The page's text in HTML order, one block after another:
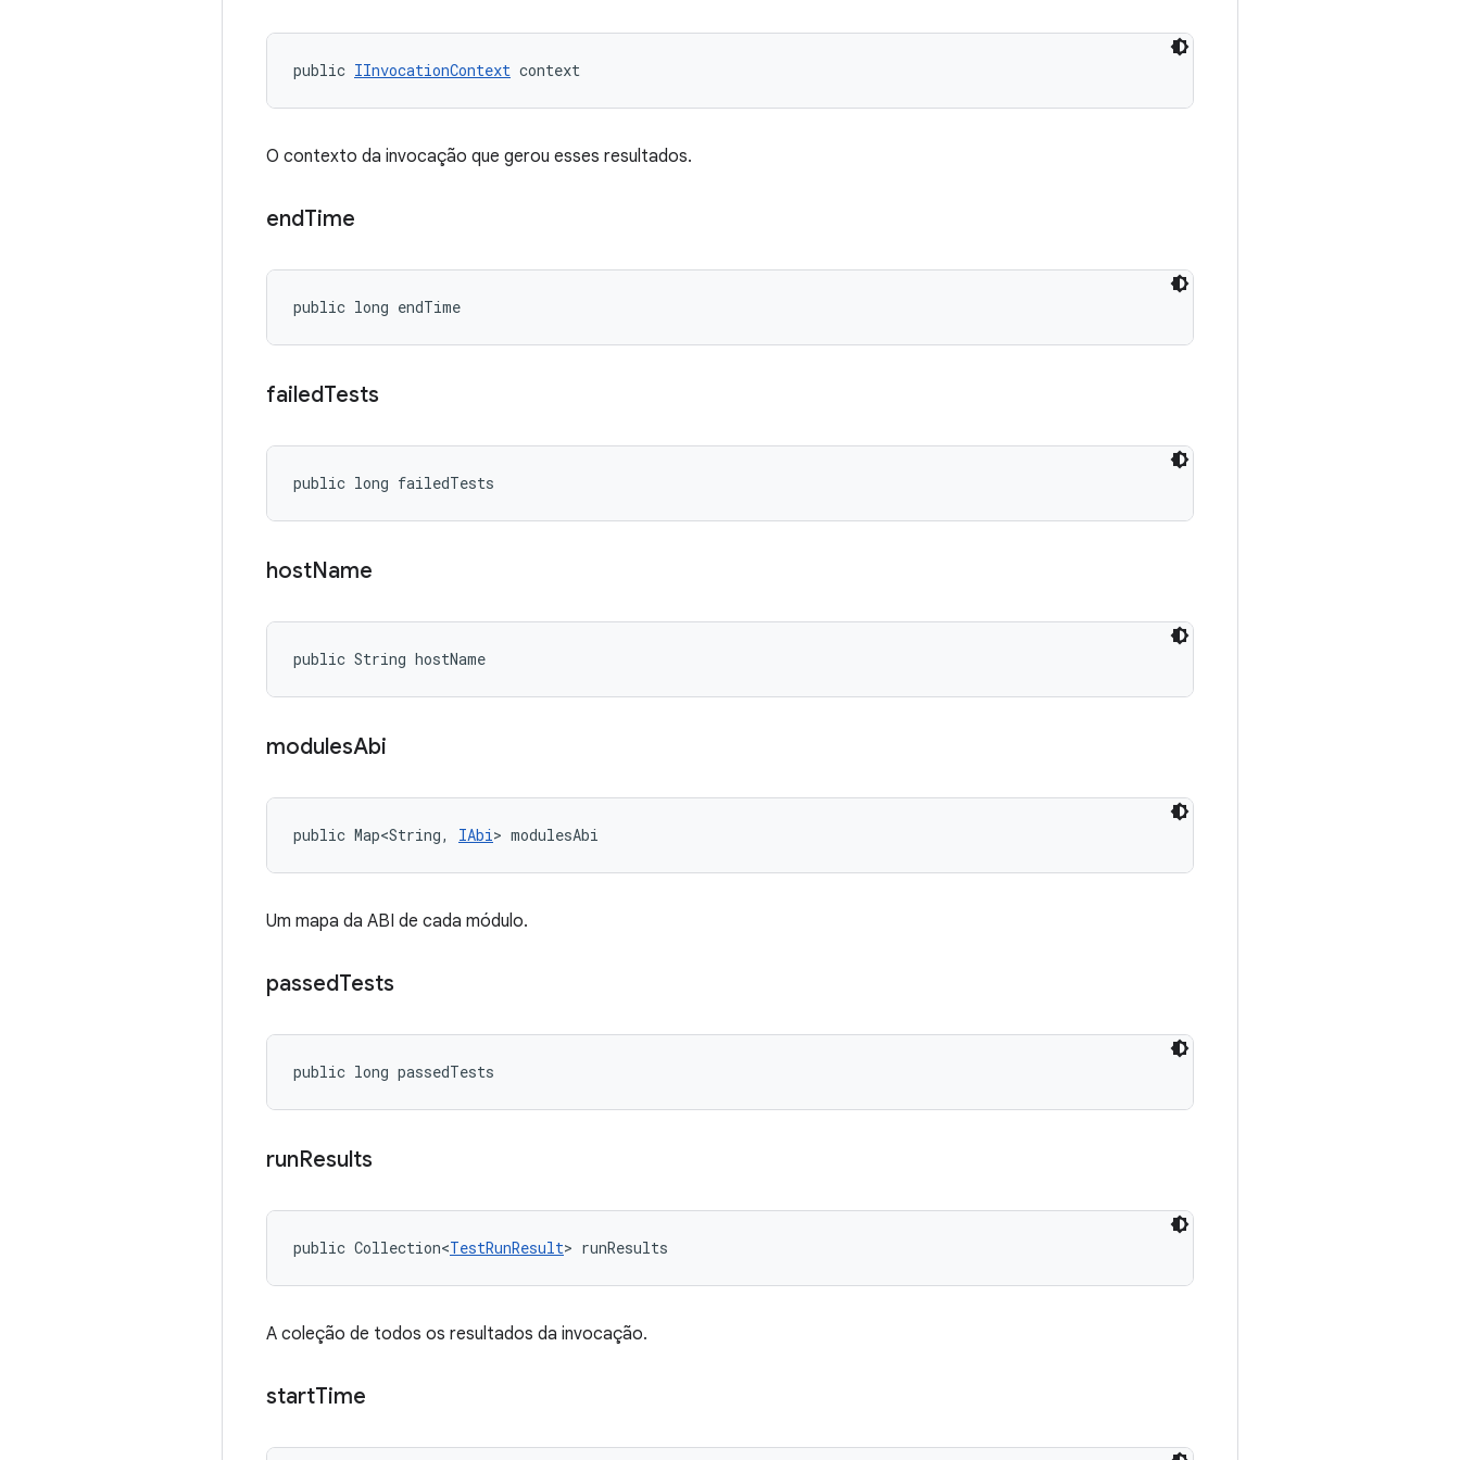
public IInvocationContext context
O contexto da invocação que gerou esses resultados.
endTime
public long endTime
failedTests
public long failedTests
hostName
public String hostName
modulesAbi
public Map<String, IAbi> modulesAbi
Um mapa da ABI de cada módulo.
passedTests
public long passedTests
runResults
public Collection<TestRunResult> runResults
A coleção de todos os resultados da invocação.
startTime